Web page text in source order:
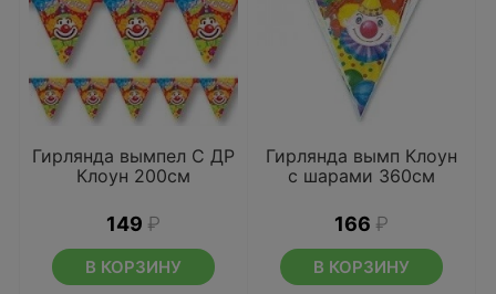
Гирлянда вымпел С ДР
Клоун 200см
149 ₽
В КОРЗИНУ
Гирлянда вымп Клоун
с шарами 360см
166 ₽
В КОРЗИНУ